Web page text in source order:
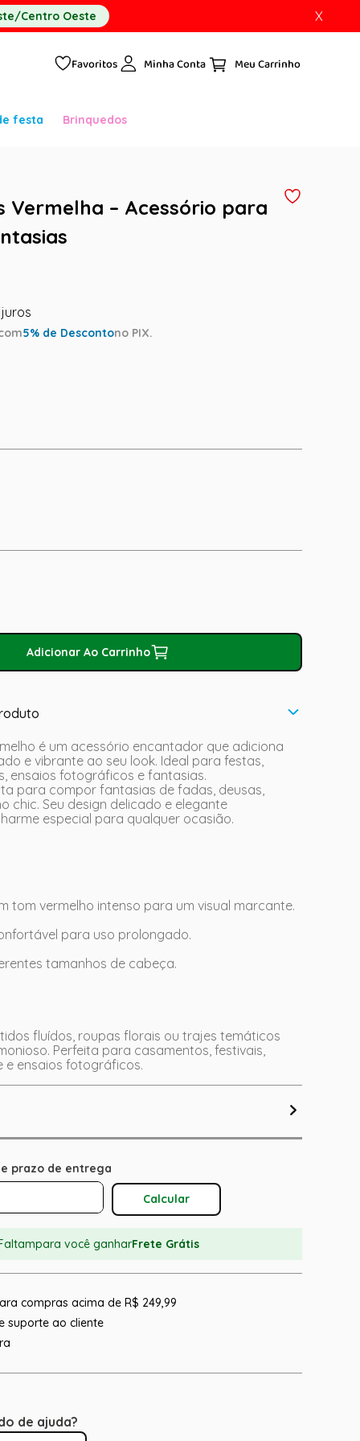
Centro Oeste X
Favoritos Minha Conta
festa Brinquedos
Vermelha – Acessório para
5% de Descontono PIX.
Adicionar Ao Carrinho
é um acessório encantador que adiciona
e vibrante ao seu look. Ideal para festas,
ensaios fotográficos e fantasias.
para compor fantasias de fadas, deusas,
chic. Seu design delicado e elegante
especial para qualquer ocasião.
tom vermelho intenso para um visual marcante.
para uso prolongado.
tamanhos de cabeça.
fluídos, roupas florais ou trajes temáticos
Perfeita para casamentos, festivais,
e ensaios fotográficos.
Calcular O Frete
para você ganharFrete Grátis
compras acima de R$ 249,99
suporte ao cliente
de ajuda?